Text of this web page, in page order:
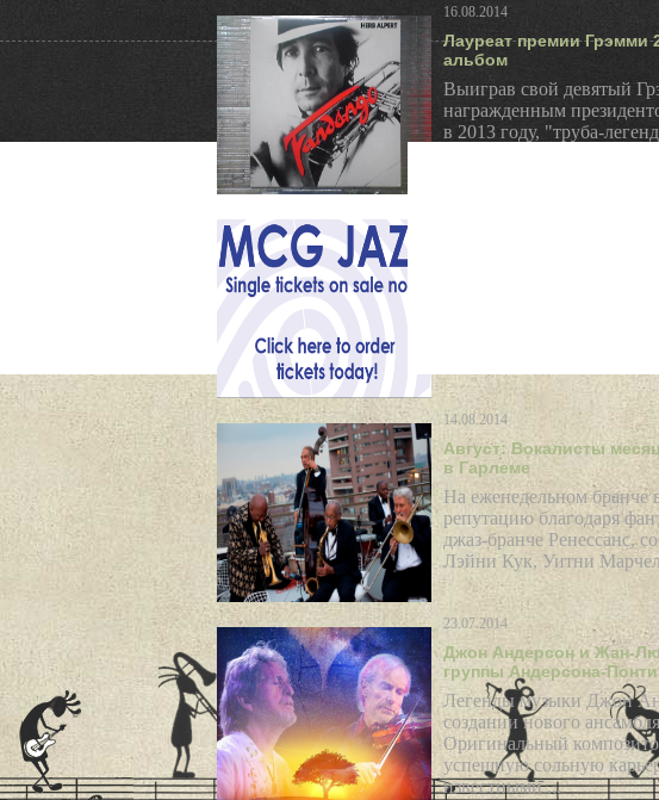
16.08.2014
Лауреат премии Грэмми
альбом
Выиграв свой девятый
награжденным
в 2013 году, "труба-
14.08.2014
Август: Вокалисты
в Гарлеме
На еженедельном бранче
репутацию благодаря
джаз-бранче Ренессанс,
Лэйни Кук, Уитни
23.07.2014
Джон Андерсон и Жан-
группы Андерсона-Понти
Легенды музыки Джон
создании нового
Оригинальный
успешную сольную
известными ...